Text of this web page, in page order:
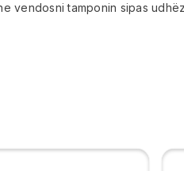
vendosni tamponin sipas